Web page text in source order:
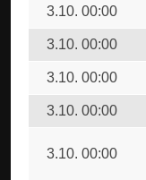
3.10. 00:00
3.10. 00:00
3.10. 00:00
3.10. 00:00
3.10. 00:00